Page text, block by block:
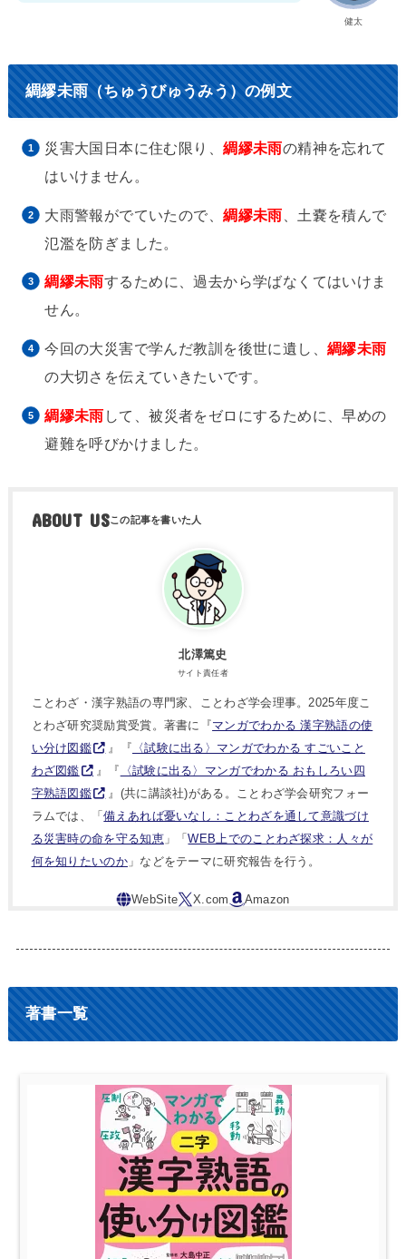
健太
綢繆未雨（ちゅうびゅうみう）の例文
災害大国日本に住む限り、綢繆未雨の精神を忘れて
はいけません。
大雨警報がでていたので、綢繆未雨 、土嚢を積んで
氾濫を防ぎました。
綢繆未雨するために、過去から学ばなくてはいけま
せん。
今回の大災害で学んだ教訓を後世に遺し、綢繆未雨
の大切さを伝えていきたいです。
綢繆未雨 して、被災者をゼロにするために、早めの
避難を呼びかけました。
ABOUT US
北澤篤史
サイト責任者
ことわざ・漢字熟語の専門家、ことわざ学会理事。2025年度こ
とわざ研究奨励賞受賞。著書に『マンガでわかる 漢字熟語の使
い分け図鑑
』『 〈試験に出る〉マンガでわかる すごいこと
わざ図鑑
』『
〈試験に出る〉マンガでわかる おもしろい四
字熟語図鑑
』(共に講談社)がある。ことわざ学会研究フォー
ラムでは、「備えあれば憂いなし：ことわざを通して意識づけ
る災害時の命を守る知恵」「WEB上でのことわざ探求：人々が
何を知りたいのか」などをテーマに研究報告を行う。
著書一覧